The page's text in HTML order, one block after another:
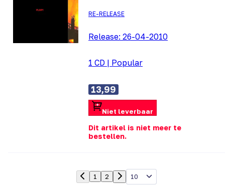
RE-RELEASE
Release: 26-04-2010
1 CD | Popular
13,99
Niet leverbaar
Dit artikel is niet meer te
bestellen.
1 2 10